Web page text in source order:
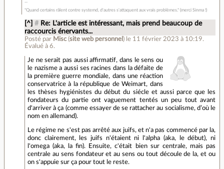
"Quand certains râlent contre systemd, d'autres s'attaquent aux vrais problèmes." (merci Sinma !)
[^] # Re: L'article est intéressant, mais prend beaucoup de
raccourcis énervants...
Posté par Misc(site web personnel ) le 11 février 2023 à 10:19.
Évalué à 6.
Je ne serait pas aussi affirmatif, dans le sens ou
le nazisme a aussi ses racines dans la défaite de
la première guerre mondiale, dans une réaction
conservatrice à la république de Weimart, dans
les thèses hygiénistes du début du siécle et aussi parce que les
fondateurs du partie ont vaguement tentés un peu tout avant
d'arriver à ça (comme essayer de se rattacher au socialisme, d’où le
nom en allemand).
Le régime ne s'est pas arrêté aux juifs, et n'a pas commencé par la,
donc clairement, les juifs n'étaient ni l'alpha (aka, le début), ni
l'omega (aka, la fin). Ensuite, c'était bien sur centrale, mais pas
centrale au sens fondateur et au sens ou tout découle de la, et ou
on s'appuie sur ça pour tout le reste.